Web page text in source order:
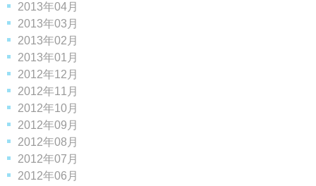
2013年04月
2013年03月
2013年02月
2013年01月
2012年12月
2012年11月
2012年10月
2012年09月
2012年08月
2012年07月
2012年06月